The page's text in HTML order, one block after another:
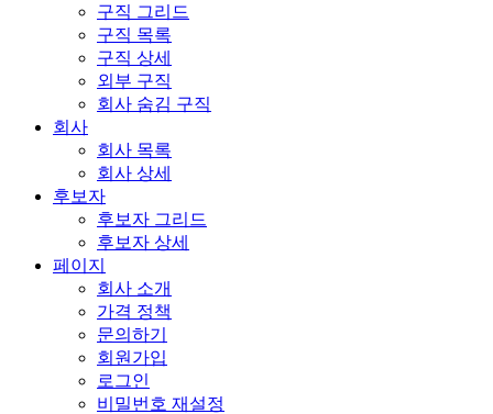
구직 그리드
구직 목록
구직 상세
외부 구직
회사 숨김 구직
회사
회사 목록
회사 상세
후보자
후보자 그리드
후보자 상세
페이지
회사 소개
가격 정책
문의하기
회원가입
로그인
비밀번호 재설정